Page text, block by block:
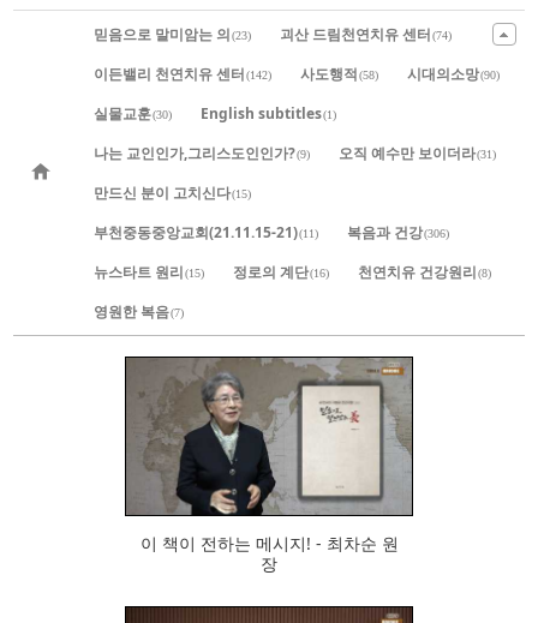
믿음으로 말미암는 의(23) 괴산 드림천연치유 센터(74)
이든밸리 천연치유 센터(142) 사도행적(58) 시대의소망(90)
실물교훈(30) English subtitles(1)
나는 교인인가,그리스도인인가?(9) 오직 예수만 보이더라(31)
만드신 분이 고치신다(15)
부천중동중앙교회(21.11.15-21)(11) 복음과 건강(306)
뉴스타트 원리(15) 정로의 계단(16) 천연치유 건강원리(8)
영원한 복음(7)
309
이 책이 전하는 메시지! - 최차순 원
장